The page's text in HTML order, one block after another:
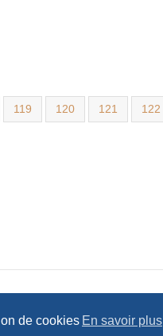
de cookies En savoir plus
119 120 121 122